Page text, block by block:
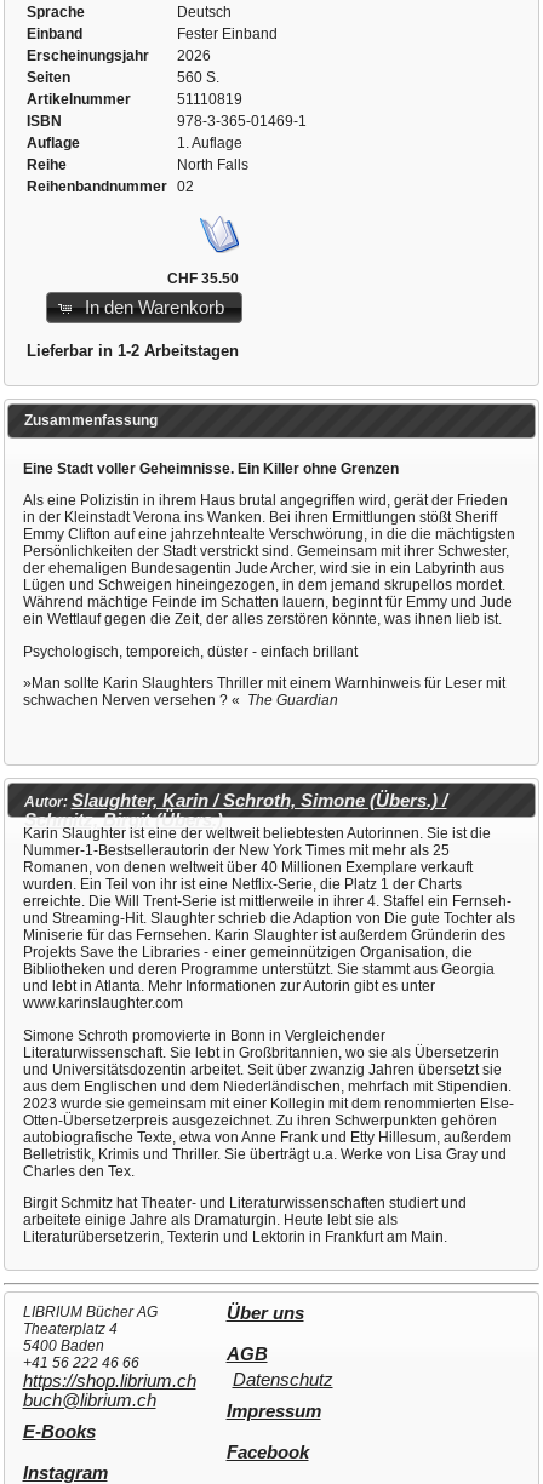
Sprache
Deutsch
Einband
Fester Einband
Erscheinungsjahr
2026
Seiten
560 S.
Artikelnummer
51110819
ISBN
978-3-365-01469-1
Auflage
1. Auflage
Reihe
North Falls
Reihenbandnummer
02
CHF 35.50
In den Warenkorb
Lieferbar in 1-2 Arbeitstagen
Zusammenfassung
Eine Stadt voller Geheimnisse. Ein Killer ohne Grenzen
Als eine Polizistin in ihrem Haus brutal angegriffen wird, gerät der Frieden
in der Kleinstadt Verona ins Wanken. Bei ihren Ermittlungen stößt Sheriff
Emmy Clifton auf eine jahrzehntealte Verschwörung, in die die mächtigsten
Persönlichkeiten der Stadt verstrickt sind. Gemeinsam mit ihrer Schwester,
der ehemaligen Bundesagentin Jude Archer, wird sie in ein Labyrinth aus
Lügen und Schweigen hineingezogen, in dem jemand skrupellos mordet.
Während mächtige Feinde im Schatten lauern, beginnt für Emmy und Jude
ein Wettlauf gegen die Zeit, der alles zerstören könnte, was ihnen lieb ist.
Psychologisch, temporeich, düster - einfach brillant
»Man sollte Karin Slaughters Thriller mit einem Warnhinweis für Leser mit
schwachen Nerven versehen ? « The Guardian
Autor: Slaughter, Karin / Schroth, Simone (Übers.) /
Schmitz, Birgit (Übers.)
Karin Slaughter ist eine der weltweit beliebtesten Autorinnen. Sie ist die
Nummer-1-Bestsellerautorin der New York Times mit mehr als 25
Romanen, von denen weltweit über 40 Millionen Exemplare verkauft
wurden. Ein Teil von ihr ist eine Netflix-Serie, die Platz 1 der Charts
erreichte. Die Will Trent-Serie ist mittlerweile in ihrer 4. Staffel ein Fernseh-
und Streaming-Hit. Slaughter schrieb die Adaption von Die gute Tochter als
Miniserie für das Fernsehen. Karin Slaughter ist außerdem Gründerin des
Projekts Save the Libraries - einer gemeinnützigen Organisation, die
Bibliotheken und deren Programme unterstützt. Sie stammt aus Georgia
und lebt in Atlanta. Mehr Informationen zur Autorin gibt es unter
www.karinslaughter.com
Simone Schroth promovierte in Bonn in Vergleichender
Literaturwissenschaft. Sie lebt in Großbritannien, wo sie als Übersetzerin
und Universitätsdozentin arbeitet. Seit über zwanzig Jahren übersetzt sie
aus dem Englischen und dem Niederländischen, mehrfach mit Stipendien.
2023 wurde sie gemeinsam mit einer Kollegin mit dem renommierten Else-
Otten-Übersetzerpreis ausgezeichnet. Zu ihren Schwerpunkten gehören
autobiografische Texte, etwa von Anne Frank und Etty Hillesum, außerdem
Belletristik, Krimis und Thriller. Sie überträgt u.a. Werke von Lisa Gray und
Charles den Tex.
Birgit Schmitz hat Theater- und Literaturwissenschaften studiert und
arbeitete einige Jahre als Dramaturgin. Heute lebt sie als
Literaturübersetzerin, Texterin und Lektorin in Frankfurt am Main.
LIBRIUM Bücher AG
Theaterplatz 4
5400 Baden
+41 56 222 46 66
https://shop.librium.ch
buch@librium.ch
Über uns
AGB
Datenschutz
Impressum
E-Books
Facebook
Instagram